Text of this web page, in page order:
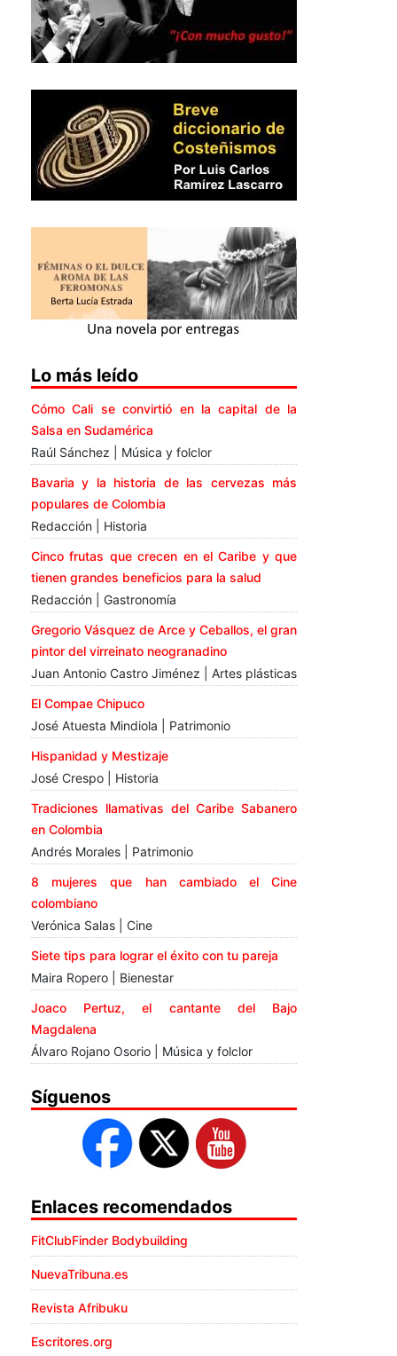
Lo más leído
Cómo Cali se convirtió en la capital de la
Salsa en Sudamérica
Raúl Sánchez | Música y folclor
Bavaria y la historia de las cervezas más
populares de Colombia
Redacción | Historia
Cinco frutas que crecen en el Caribe y que
tienen grandes beneficios para la salud
Redacción | Gastronomía
Gregorio Vásquez de Arce y Ceballos, el gran
pintor del virreinato neogranadino
Juan Antonio Castro Jiménez | Artes plásticas
El Compae Chipuco
José Atuesta Mindiola | Patrimonio
Hispanidad y Mestizaje
José Crespo | Historia
Tradiciones llamativas del Caribe Sabanero
en Colombia
Andrés Morales | Patrimonio
8 mujeres que han cambiado el Cine
colombiano
Verónica Salas | Cine
Siete tips para lograr el éxito con tu pareja
Maira Ropero | Bienestar
Joaco Pertuz, el cantante del Bajo
Magdalena
Álvaro Rojano Osorio | Música y folclor
Síguenos
Enlaces recomendados
FitClubFinder Bodybuilding
NuevaTribuna.es
Revista Afribuku
Escritores.org